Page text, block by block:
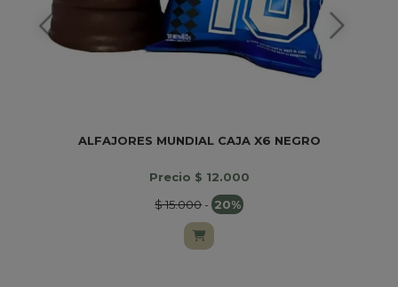
ALFAJORES MUNDIAL CAJA X6 NEGRO
Precio $ 12.000
$ 15.000- 20%